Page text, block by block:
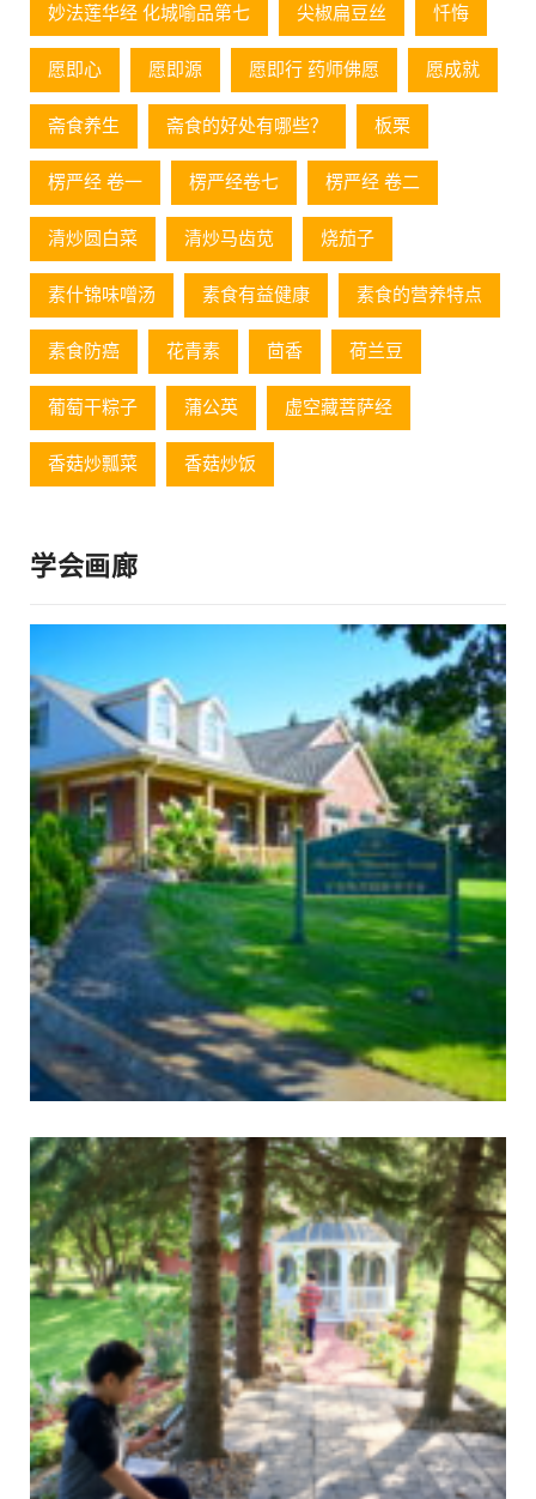
妙法莲华经 化城喻品第七 尖椒扁豆丝 忏悔
愿即心 愿即源 愿即行 药师佛愿 愿成就
斋食养生 斋食的好处有哪些？ 板栗
楞严经 卷一 楞严经卷七 楞严经 卷二
清炒圆白菜 清炒马齿苋 烧茄子
素什锦味噌汤 素食有益健康 素食的营养特点
素食防癌 花青素 茴香 荷兰豆
葡萄⼲粽⼦ 蒲公英 虚空藏菩萨经
香菇炒瓢菜 香菇炒饭
学会画廊